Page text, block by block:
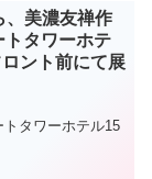
、美濃友禅作
タワーホテ
ント前にて展
タワーホテル15